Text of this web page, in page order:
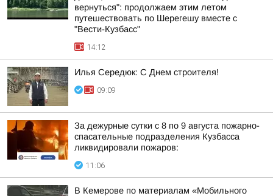
вернуться": продолжаем этим летом
путешествовать по Шерегешу вместе с
"Вести-Кузбасс"
14:12
Илья Середюк: С Днем строителя!
09:09
За дежурные сутки с 8 по 9 августа пожарно-
спасательные подразделения Кузбасса
ликвидировали пожаров:
11:06
В Кемерове по материалам «Мобильного